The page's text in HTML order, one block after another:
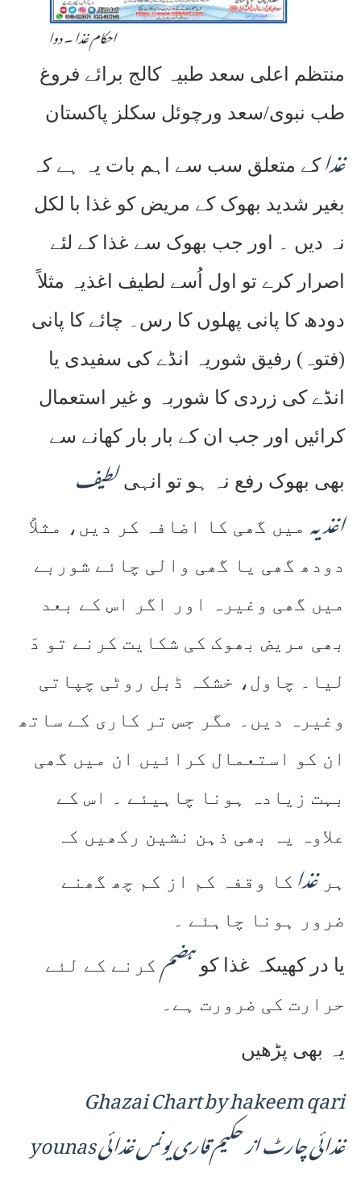
احکام غذا ۔ دوا
منتظم اعلی سعد طبیہ کالج برائے فروغ
طب نبوی/سعد ورچوئل سکلز پاکستان
غذاکے متعلق سب سے اہم بات یہ ہے کہ
بغیر شدید بھوک کے مریض کو غذا با لکل
نہ دیں ۔ اور جب بھوک سے غذا کے لئے
اصرار کرے تو اول اُسے لطیف اغذیہ مثلاً
دودھ کا پانی پھلوں کا رس۔ چائے کا پانی
(فتوہ) رفیق شوریہ انڈے کی سفیدی یا
انڈے کی زردی کا شوربہ و غیر استعمال
کرائیں اور جب ان کے بار بار کھانے سے
بھی بھوک رفع نہ ہو تو انہی لطیف
اغذیہ میں گھی کا اضافہ کر دیں، مثلاً
دودھ گھی یا گھی والی چائے شوربے
میں گھی وغیرہ اور اگر اس کے بعد
بھی مریض بھوک کی شکایت کرنے تو دَ
لیا۔ چاول، خشکہ ڈبل روٹی چپاتی
وغیرہ دیں۔ مگر جس تر کاری کے ساتھ
ان کو استعمال کرائیں ان میں گھی
بہت زیادہ ہونا چاہیئے ۔ اس کے
علاوہ یہ بھی ذہن نشین رکھیں کہ
ہرغذا کا وقفہ کم از کم چھ گھنے
ضرور ہونا چاہئے ۔
یا در کھیںکہ غذا کو ہضم کرنے کے لئے
حرارت کی ضرورت ہے۔
یہ بھی پڑھیں
Ghazai Chart by hakeem qari
younas غذائی چارٹ از حکیم قاری یونس غذائی